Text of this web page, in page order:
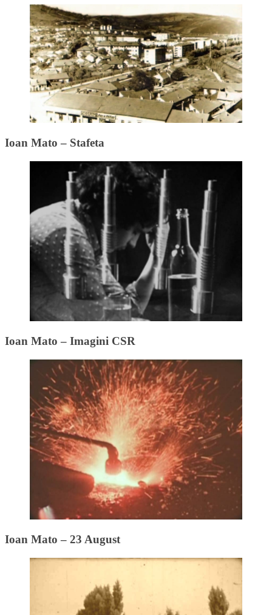
Ioan Mato – Stafeta
Ioan Mato – Imagini CSR
Ioan Mato – 23 August